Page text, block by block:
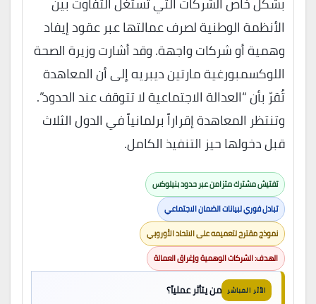
الأنظمة الوطنية لصرف عمالتها عبر عقود إيفاد
وهمية أو شركات واجهة. وقد أشارت وزيرة الصحة
اللوكسمبورغية مارتين ديبريه إلى أن المعاهدة
تُقرّ بأن “العدالة الاجتماعية لا تتوقف عند الحدود”.
وتنتظر المعاهدة إقراراً برلمانياً في الدول الثلاث
قبل دخولها حيز التنفيذ الكامل.
تفتيش مشترك متزامن عبر حدود بنيلوكس
تبادل فوري لبيانات الضمان الاجتماعي
نموذج مقترح لتعميمه على الاتحاد الأوروبي
الهدف: الشركات الوهمية وإغراق العمالة
الأثر المباشر من يتأثر عملياً؟